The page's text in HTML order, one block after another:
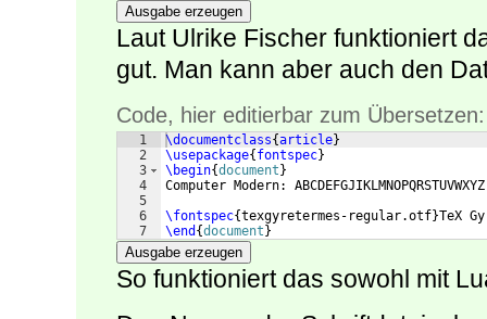
Ausgabe erzeugen
Laut Ulrike Fischer funktioniert
gut. Man kann aber auch den
Code, hier editierbar zum Übersetzen:
1
2
3
4
5
6
7
\documentclass{article}
\usepackage{ fontspec}
\begin{document }
Computer Modern: ABCDEFGJIKLMNOPQRSTUVWXYZ
\fontspec{texgyretermes-regular.otf}TeX
\end {document }
Ausgabe erzeugen
So funktioniert das sowohl mit